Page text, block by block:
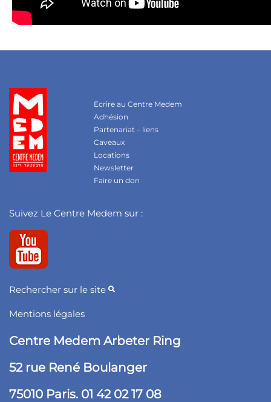
Ecrire au Centre Medem
Adhésion
Partenariat – liens
Caveaux
Locations
Newsletter
Faire un don
Suivez Le Centre Medem sur :
Rechercher sur le site
Mentions légales
Centre Medem Arbeter Ring
52 rue René Boulanger
75010 Paris. 01 42 02 17 08